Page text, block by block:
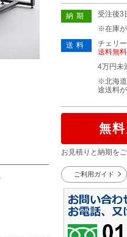
納期
受注後3
※在庫が
送料
チェリ
送料無料
4万円未
※北海道
途送料
無
お見積りと納期を
ご利用ガイド